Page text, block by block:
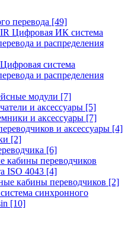
перевода [49]
Цифровая ИК система
и распределения
система
и распределения
модули [7]
и аксессуары [5]
и аксессуары [7]
и аксессуары [4]
[2]
[6]
кабины переводчиков
ISO 4043 [4]
кабины переводчиков [2]
синхронного
[10]